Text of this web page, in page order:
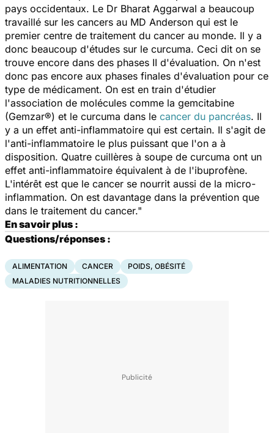
pays occidentaux. Le Dr Bharat Aggarwal a beaucoup
travaillé sur les cancers au MD Anderson qui est le
premier centre de traitement du cancer au monde. Il y a
donc beaucoup d'études sur le curcuma. Ceci dit on se
trouve encore dans des phases II d'évaluation. On n'est
donc pas encore aux phases finales d'évaluation pour ce
type de médicament. On est en train d'étudier
l'association de molécules comme la gemcitabine
(Gemzar®) et le curcuma dans le cancer du pancréas. Il
y a un effet anti-inflammatoire qui est certain. Il s'agit de
l'anti-inflammatoire le plus puissant que l'on a à
disposition. Quatre cuillères à soupe de curcuma ont un
effet anti-inflammatoire équivalent à de l'ibuprofène.
L'intérêt est que le cancer se nourrit aussi de la micro-
inflammation. On est davantage dans la prévention que
dans le traitement du cancer."
En savoir plus :
Questions/réponses :
ALIMENTATION CANCER
POIDS, OBÉSITÉ
MALADIES NUTRITIONNELLES